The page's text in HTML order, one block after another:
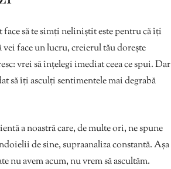
să te simți neliniștit este pentru că îți
face un lucru, creierul tău dorește
vrei să înțelegi imediat ceea ce spui. Dar
să îți asculți sentimentele mai degrabă
a noastră care, de multe ori, ne spune
de sine, supraanaliza constantă. Așa
nu avem acum, nu vrem să ascultăm.